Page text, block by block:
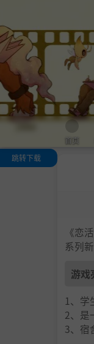
首页
跳转下载
《恋
系列
游戏
1、学
2、是
3、宿